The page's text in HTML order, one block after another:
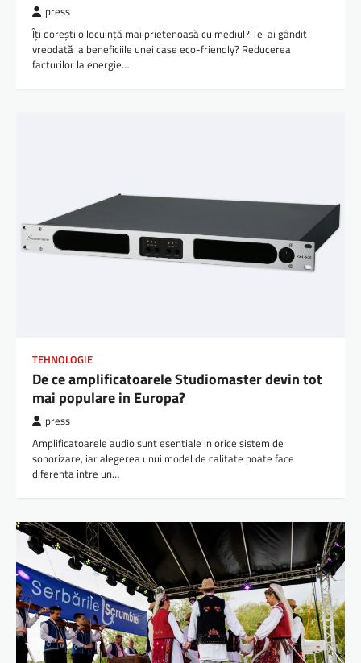
press
Îți dorești o locuință mai prietenoasă cu mediul? Te-ai gândit
vreodată la beneficiile unei case eco-friendly? Reducerea
facturilor la energie…
TEHNOLOGIE
De ce amplificatoarele Studiomaster devin tot
mai populare in Europa?
press
Amplificatoarele audio sunt esentiale in orice sistem de
sonorizare, iar alegerea unui model de calitate poate face
diferenta intre un…